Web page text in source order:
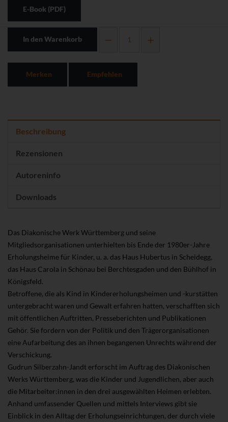
E-Book (PDF)
In den Warenkorb
Merken Empfehlen
Beschreibung
Rezensionen
Autoreninfo
Downloads
Das Diakonische Werk Württemberg und seine
Mitgliedsorganisationen unterhielten bis Ende der 1980er-Jahre
Erholungsheime für Kinder, u. a. das Haus Hubertus in Scheidegg,
das Haus Carola in Schönau bei Berchtesgaden und den Bühlhof in
Königsfeld.
Betroffene, die als Kind in Kindererholungsheimen und -kurstätten
untergebracht waren und Gewalt erfahren hatten, verschafften sich
mit öffentlichen Auftritten, Presseberichten und Publikationen
Gehör. Sie fordern von der Politik und den Trägerorganisationen
eine Aufarbeitung des an ihnen begangenen Unrechts während der
Verschickung.
Gudrun Silberzahn-Jandt erforscht im Auftrag des Diakonischen
Werks Württemberg, was die Kinder und Jugendlichen, aber auch
die Mitarbeiter:innen in den drei ausgewählten Heimen erlebten.
Anhand umfassender Quellen und mittels Interviews gibt sie
Einblick in den Alltag der Erholungseinrichtungen, der durch viele